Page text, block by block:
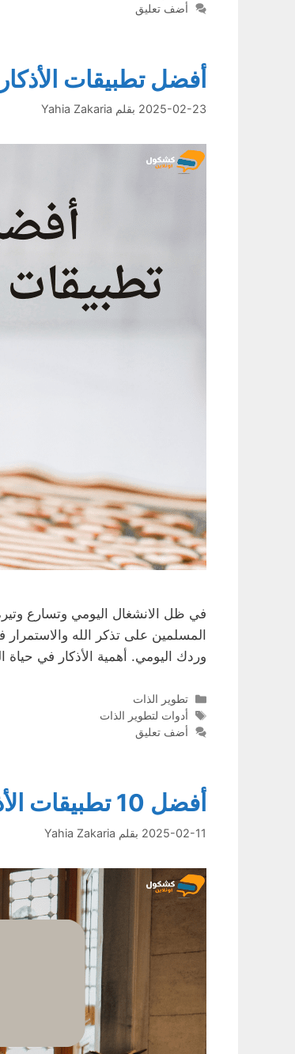
أضف تعليق
أفضل تطبيقات
2025-02-23 بقلم Yahia Zakaria
في ظل الانشغال اليومي وتسارع
المسلمين على تذكر الله
وردك اليومي. أهمية الأذكار في
التصنيفات
تطوير الذات
الوسوم
أدوات لتطوير الذات
أضف تعليق
أفضل 10 تطبيقات الأذان ومواقيت الصلاة للمسلمين
2025-02-11 بقلم Yahia Zakaria